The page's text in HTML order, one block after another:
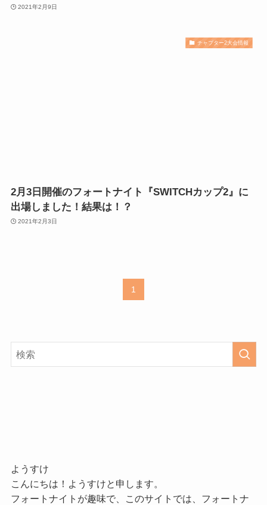
2021年2月9日
チャプター2大会情報
2月3日開催のフォートナイト『SWITCHカップ2』に
出場しました！結果は！？
2021年2月3日
1
ようすけ
こんにちは！ようすけと申します。
フォートナイトが趣味で、このサイトでは、フォートナ